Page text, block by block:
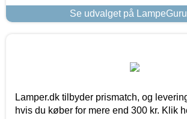
Se udvalget på
Lamper.dk tilbyder prismatch, og
hvis du køber for mere end 300 kr. Klik